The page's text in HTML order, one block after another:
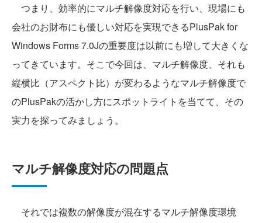
つまり、効率的にマルチ解像度対応を行い、現場にも
会社のお財布にも優しい対応を実現できるPlusPak for
Windows Forms 7.0Jの重要度は以前にも増して大きくな
ってきています。そこで今回は、マルチ解像度、それも
縦横比（アスペクト比）が変わるようなマルチ解像度で
のPlusPakの活かし方にスポットライトを当てて、その
実力を探ってみましょう。
マルチ解像度対応の問題点
それでは複数の解像度が混在するマルチ解像度環境